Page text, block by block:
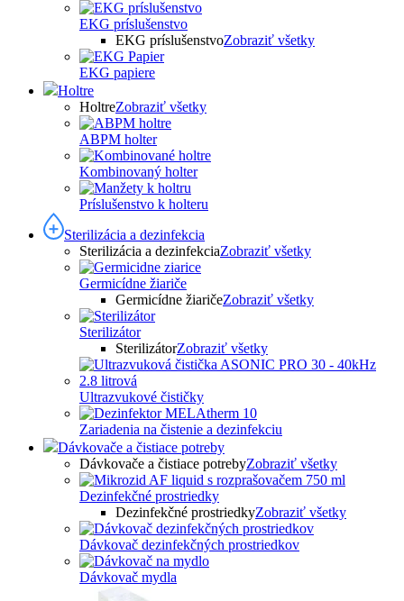
EKG príslušenstvo
EKG príslušenstvoZobraziť všetky
EKG papiere
Holtre
HoltreZobraziť všetky
ABPM holter
Kombinovaný holter
Príslušenstvo k holteru
Sterilizácia a dezinfekcia
Sterilizácia a dezinfekciaZobraziť všetky
Germicídne žiariče
Germicídne žiaričeZobraziť všetky
Sterilizátor
SterilizátorZobraziť všetky
Ultrazvukové čističky
Zariadenia na čistenie a dezinfekciu
Dávkovače a čistiace potreby
Dávkovače a čistiace potrebyZobraziť všetky
Dezinfekčné prostriedky
Dezinfekčné prostriedkyZobraziť všetky
Dávkovač dezinfekčných prostriedkov
Dávkovač mydla